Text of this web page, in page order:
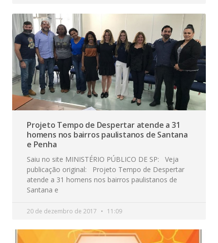
Projeto Tempo de Despertar atende a 31
homens nos bairros paulistanos de Santana
e Penha
Saiu no site MINISTÉRIO PÚBLICO DE SP: Veja
publicação original: Projeto Tempo de Despertar
atende a 31 homens nos bairros paulistanos de
Santana e
20 de dezembro de 2017 11:09